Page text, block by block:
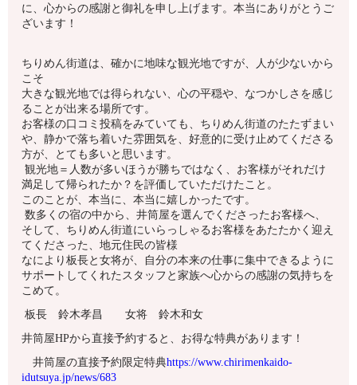
に、心からの感謝と御礼を申し上げます。本当にありがとうご
ざいます！
ちりめん街道は、確かに地味な観光地ですが、人が少ないから
こそ
大きな観光地では得られない、心の平穏や、なつかしさを感じ
ることが出来る場所です。
お客様の口コミ投稿をみていても、ちりめん街道のたたずまい
や、静かで落ち着いた雰囲気を、好意的に受け止めてくださる
方が、とても多いと思います。
観光地＝人数が多いほうが勝ちではなく、お客様がそれだけ
満足して帰られたか？を評価していただけたこと。
このことが、本当に、本当に嬉しかったです。
数多くの宿の中から、井筒屋を選んでくださったお客様へ、
そして、ちりめん街道にいらっしゃるお客様をあたたかく迎え
てくださった、地元住民の皆様
なにより板長と女将が、自分の本来の仕事に集中できるように
サポートしてくれたスタッフと家族へ心からの感謝の気持ちを
こめて。
板長 鈴木孝昌 女将 鈴木和女
井筒屋HPから直接予約すると、お得な特典があります！
井筒屋の直接予約限定特典https://www.chirimenkaido-
idutsuya.jp/news/683